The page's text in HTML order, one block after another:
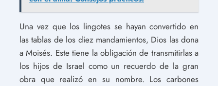
Una vez que los lingotes se hayan convertido en
las tablas de los diez mandamientos, Dios las dona
a Moisés. Este tiene la obligación de transmitirlas a
los hijos de Israel como un recuerdo de la gran
obra que realizó en su nombre. Los carbones